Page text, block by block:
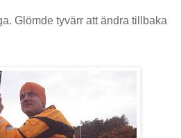
Glömde tyvärr att ändra tillbaka